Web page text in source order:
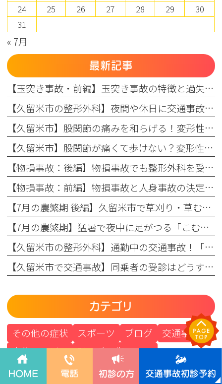
« 7月
24
25 26 27 28 29
30
31
最新記事
【玉突き事故・前編】玉突き事故の特徴と過失割合の仕組み、自賠責保険・任意保険の適用ルール
【久留米市の整形外科】夜間や休日に交通事故に遭った場合の対処法：初動対応と翌日受診のメリット
【久留米市】股関節の痛みを和らげる！変形性股関節症の保存療法とリハビリの効果（変形性股関節症：後編）
【久留米市】股関節が痛くて歩けない？変形性股関節症の初期症状と原因を専門医が解説（変形性股関節症：前編）
【物損事故：後編】物損事故でも整形外科を受診すべき理由とは？知っておきたい保険と補償の知識
【物損事故：前編】物損事故と人身事故の決定的な違いとは？交通事故後の正しい対応
【7月の農繁期 後編】久留米市で草刈り・草むしりによる肘の痛みに悩む方へ！整形外科専門医が教える原因と対策
【7月の農繁期】猛暑で夜中に足がつる「こむら返り」に悩む方へ！整形外科医が教える原因と対策
【久留米市の整形外科】通勤中の交通事故！「通勤労災」と自賠責保険の違いを整形外科専門医が解説
【久留米市で交通事故】同乗者の受診はどうする？助手席・後部座席の方も一緒に整形外科（病院）へ！
カテゴリ
その他の症状 スポーツ ブログ
交通事故
産後リハビリ
肘・手・指の痛み
腰・股関節の痛み
膝・足の痛み